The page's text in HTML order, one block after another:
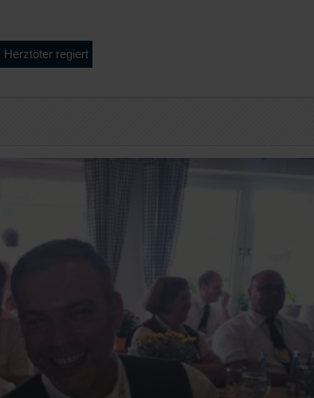
Herztöter regiert